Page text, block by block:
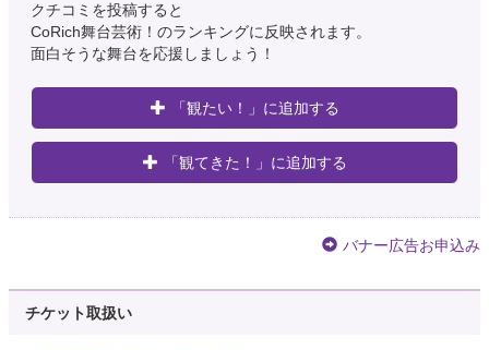
クチコミを投稿すると
CoRich舞台芸術！のランキングに反映されます。
面白そうな舞台を応援しましょう！
「観たい！」に追加する
「観てきた！」に追加する
バナー広告お申込み
チケット取扱い